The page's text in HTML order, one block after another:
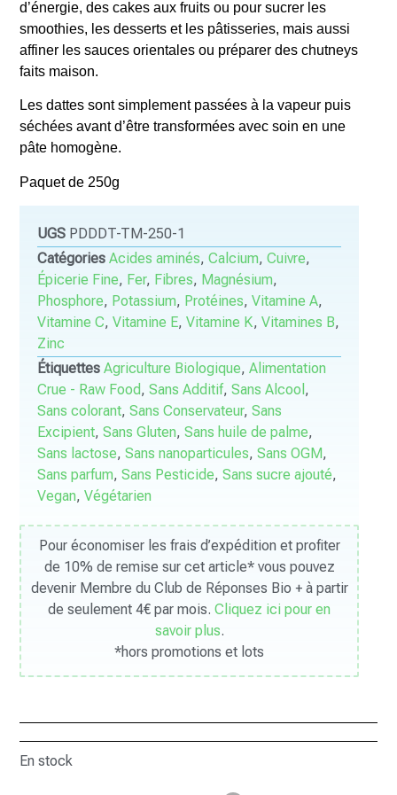
d’énergie, des cakes aux fruits ou pour sucrer les
smoothies, les desserts et les pâtisseries, mais aussi
affiner les sauces orientales ou préparer des chutneys
faits maison.
Les dattes sont simplement passées à la vapeur puis
séchées avant d’être transformées avec soin en une
pâte homogène.
Paquet de 250g
UGS PDDDT-TM-250-1
Catégories Acides aminés,Calcium,Cuivre,
Épicerie Fine, Fer, Fibres, Magnésium,
Phosphore, Potassium, Protéines,Vitamine A,
Vitamine C,Vitamine E,Vitamine K,Vitamines B,
Zinc
Étiquettes Agriculture Biologique,Alimentation
Crue - Raw Food,Sans Additif,Sans Alcool ,
Sans colorant,Sans Conservateur,Sans
Excipient,Sans Gluten,Sans huile de palme,
Sans lactose,Sans nanoparticules,Sans OGM,
Sans parfum,Sans Pesticide,Sans sucre ajouté,
Vegan,Végétarien
Pour économiser les frais d’expédition et profiter
de 10% de remise sur cet article* vous pouvez
devenir Membre du Club de Réponses Bio + à partir
de seulement 4€ par mois.Cliquez ici pour en
savoir plus.
*hors promotions et lots
En stock